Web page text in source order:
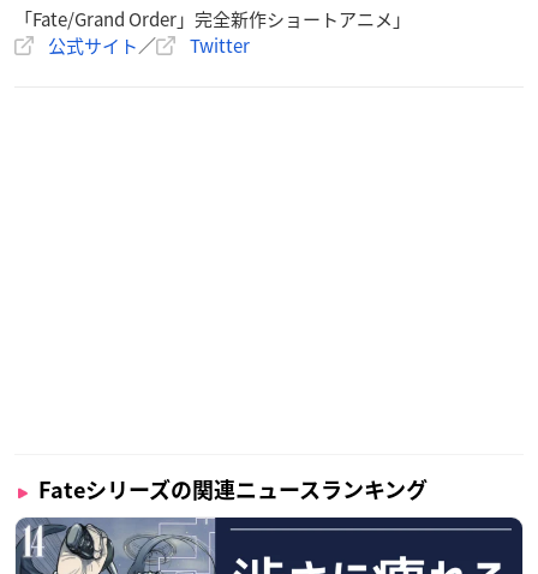
「Fate/Grand Order」完全新作ショートアニメ」
公式サイト／ Twitter
Fateシリーズの関連ニュースランキング